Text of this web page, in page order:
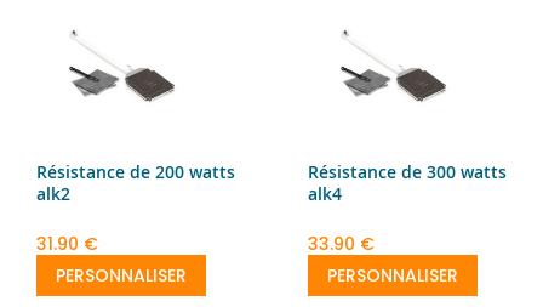
Résistance de 200 watts
alk2
31.90 €
PERSONNALISER
Résistance de 300 watts
alk4
33.90 €
PERSONNALISER